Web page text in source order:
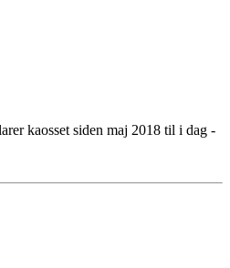
kaosset siden maj 2018 til i dag -